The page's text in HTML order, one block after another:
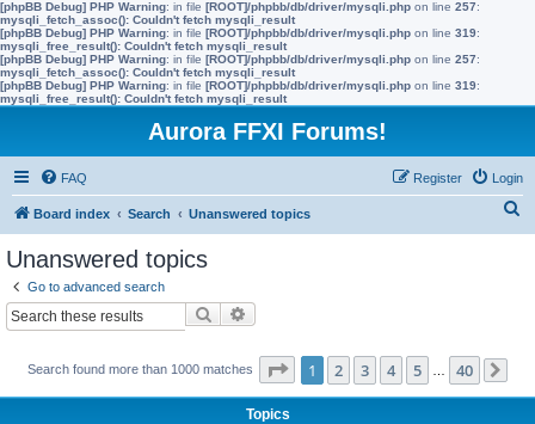
[phpBB Debug] PHP Warning: in file [ROOT]/phpbb/db/driver/mysqli.php on line 257:
mysqli_fetch_assoc(): Couldn't fetch mysqli_result
[phpBB Debug] PHP Warning: in file [ROOT]/phpbb/db/driver/mysqli.php on line 319:
mysqli_free_result(): Couldn't fetch mysqli_result
[phpBB Debug] PHP Warning: in file [ROOT]/phpbb/db/driver/mysqli.php on line 257:
mysqli_fetch_assoc(): Couldn't fetch mysqli_result
[phpBB Debug] PHP Warning: in file [ROOT]/phpbb/db/driver/mysqli.php on line 319:
mysqli_free_result(): Couldn't fetch mysqli_result
Aurora FFXI Forums!
FAQ Login
Register
Board index Search Unanswered topics
Unanswered topics
Go to advanced search
Search
Search found more than 1000 matches Page 1of 40
1 2 3 4 5 40
Topics